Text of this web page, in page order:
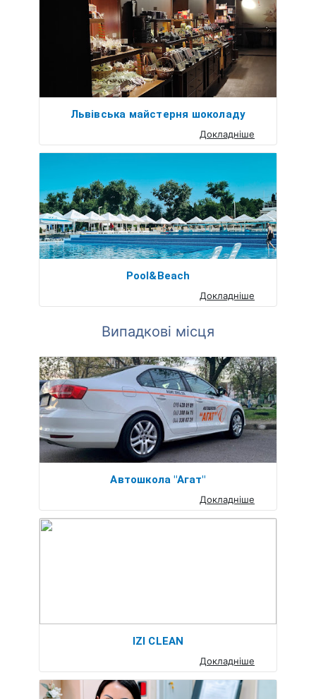
Львівська майстерня шоколаду
Докладніше
Pool&Beach
Докладніше
Випадкові місця
Автошкола "Агат"
Докладніше
IZI CLEAN
Докладніше